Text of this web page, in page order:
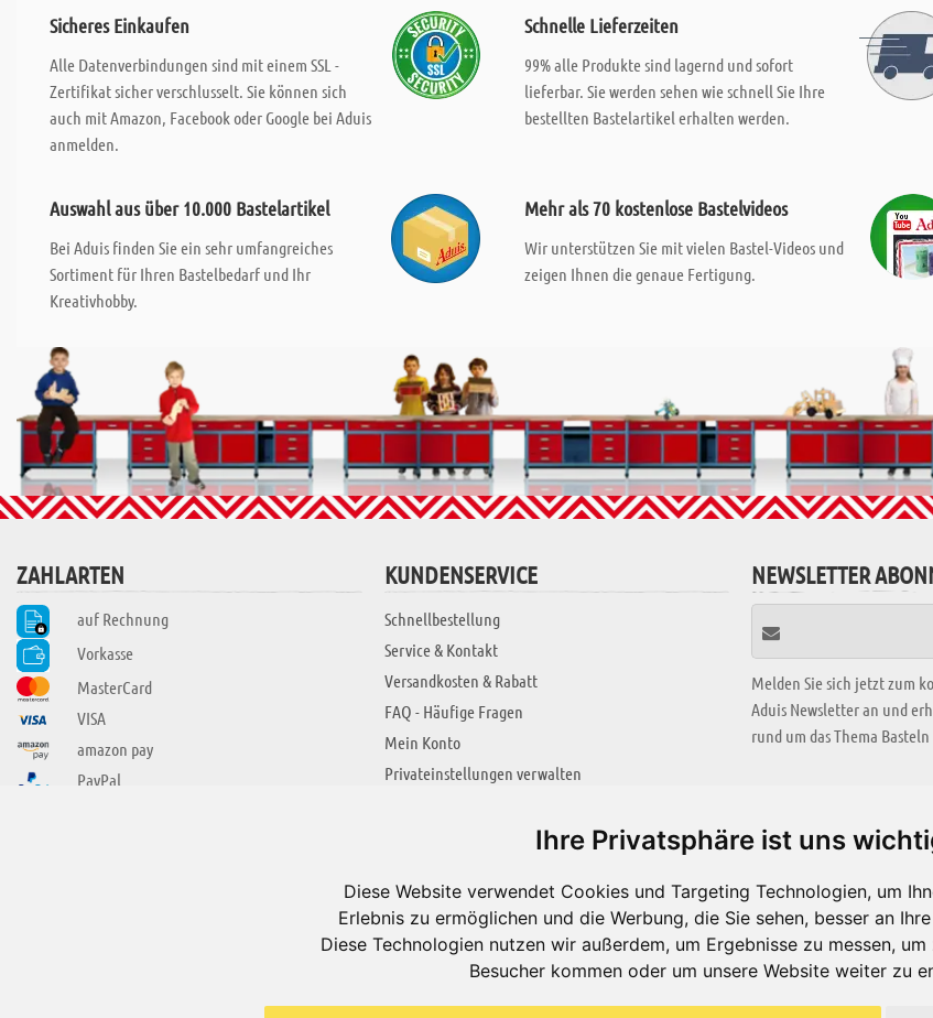
Ihre Privatsphäre ist uns
Diese Website verwendet Cookies und Targeting Technologien, um
Erlebnis zu ermöglichen und die Werbung, die Sie sehen, besser an
Diese Technologien nutzen wir außerdem, um Ergebnisse zu messen,
Besucher kommen oder um unsere Website weiter zu
Sicheres Einkaufen
Alle Datenverbindungen sind mit einem SSL -
Zertifikat sicher verschlusselt. Sie können sich
auch mit Amazon, Facebook oder Google bei Aduis
anmelden.
Schnelle Lieferzeiten
99% alle Produkte sind lagernd und sofort
lieferbar. Sie werden sehen wie schnell Sie Ihre
bestellten Bastelartikel erhalten werden.
Auswahl aus über 10.000 Bastelartikel
Bei Aduis finden Sie ein sehr umfangreiches
Sortiment für Ihren Bastelbedarf und Ihr
Kreativhobby.
Mehr als 70 kostenlose Bastelvideos
Wir unterstützen Sie mit vielen Bastel-Videos und
zeigen Ihnen die genaue Fertigung.
ZAHLARTEN
auf Rechnung
Vorkasse
MasterCard
VISA
amazon pay
PayPal
KUNDENSERVICE
Schnellbestellung
Service & Kontakt
Versandkosten & Rabatt
FAQ - Häufige Fragen
Mein Konto
Privateinstellungen verwalten
NEWSLETTER
Melden Sie sich jetzt zum
Aduis Newsletter an und
rund um das Thema
Jobs
Impressum
Datenschutzerklärung
KREATIV ZONE
Alle Videos
Bastelideen
Arbeitsblätter